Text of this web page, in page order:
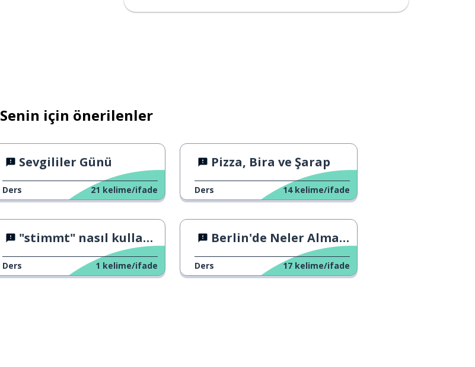
Senin için önerilenler
Sevgililer Günü
Ders 21 kelime/ifade
Pizza, Bira ve Şarap
Ders 14 kelime/ifade
"stimmt" nasıl kullanılır?
Ders 1 kelime/ifade
Berlin'de Neler Almandır?
Ders 17 kelime/ifade